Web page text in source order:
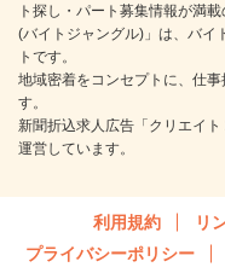
ト探し・パート募集情報が満
(バイトジャングル)」は、バイ
トです。
地域密着をコンセプトに、仕
す。
新聞折込求人広告「クリエイ
運営しています。
利用規約 リ
プライバシーポリシー